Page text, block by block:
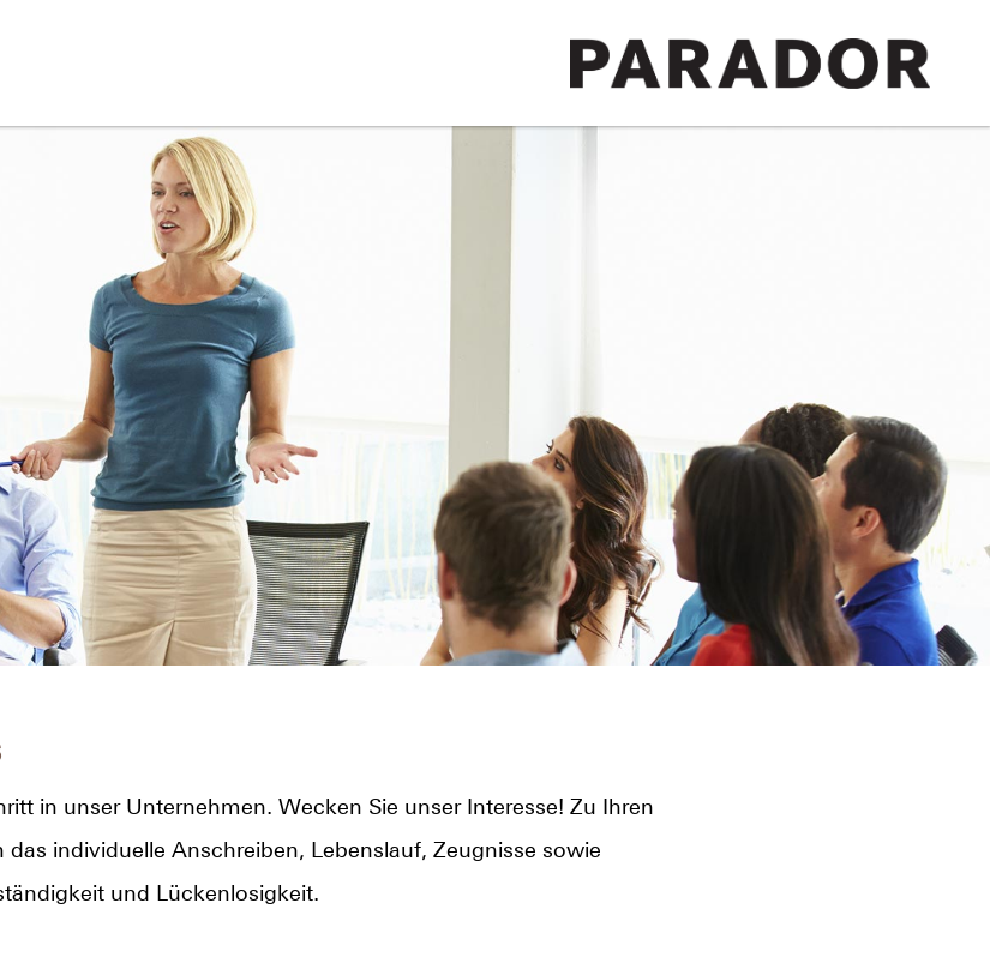
in unser Unternehmen. Wecken Sie unser Interesse! Zu Ihren
das individuelle Anschreiben, Lebenslauf, Zeugnisse sowie
und Lückenlosigkeit.